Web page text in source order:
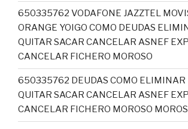
650335762 VODAFONE JAZZTEL
ORANGE YOIGO COMO DEUDAS
QUITAR SACAR CANCELAR ASNEF
CANCELAR FICHERO MOROSO
650335762 DEUDAS COMO ELIMINAR
QUITAR SACAR CANCELAR ASNEF
CANCELAR FICHERO MOROSO